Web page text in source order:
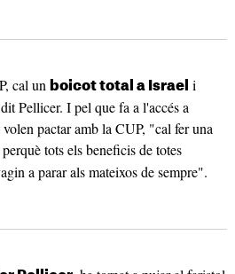
cal un boicot total a Israel i
Pellicer. I pel que fa a l'accés a
pactar amb la CUP, "cal fer una
tots els beneficis de totes
a parar als mateixos de sempre".